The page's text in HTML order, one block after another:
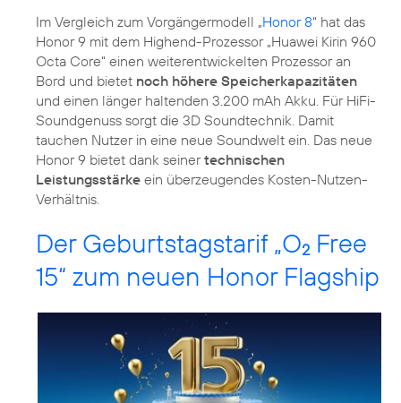
Im Vergleich zum Vorgängermodell „Honor 8“ hat das
Honor 9 mit dem Highend-Prozessor „Huawei Kirin 960
Octa Core“ einen weiterentwickelten Prozessor an
Bord und bietet noch höhere Speicherkapazitäten
und einen länger haltenden 3.200 mAh Akku. Für HiFi-
Soundgenuss sorgt die 3D Soundtechnik. Damit
tauchen Nutzer in eine neue Soundwelt ein. Das neue
Honor 9 bietet dank seinertechnischen
Leistungsstärke ein überzeugendes Kosten-Nutzen-
Verhältnis.
Der Geburtstagstarif „O2 Free
15“ zum neuen Honor Flagship